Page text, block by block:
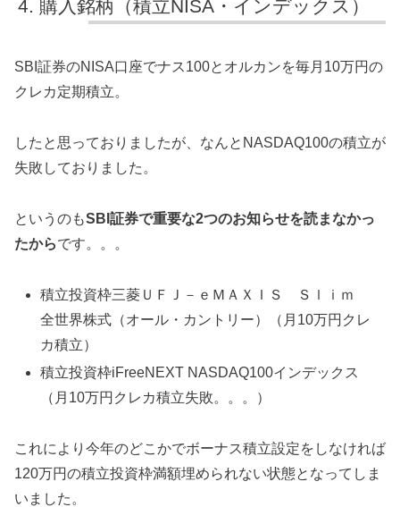
購入銘柄（積立NISA・インデックス）
SBI証券のNISA口座でナス100とオルカンを毎月10万円の
クレカ定期積立。
したと思っておりましたが、なんとNASDAQ100の積立が
失敗しておりました。
というのもSBI証券で重要な2つのお知らせを読まなかっ
たからです。。。
積立投資枠三菱ＵＦＪ－ｅＭＡＸＩＳ Ｓｌｉｍ
全世界株式（オール・カントリー）（月10万円クレ
カ積立）
積立投資枠iFreeNEXT NASDAQ100インデックス
（月10万円クレカ積立失敗。。。）
これにより今年のどこかでボーナス積立設定をしなければ
120万円の積立投資枠満額埋められない状態となってしま
いました。